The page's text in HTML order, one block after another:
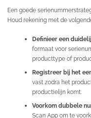
Een goede
Houd rekening met de
Definieer een
formaat voor
producttype of
Registreer bij het
vast zodra het
productielijn komt.
Voorkom dubbele
Scan App om te